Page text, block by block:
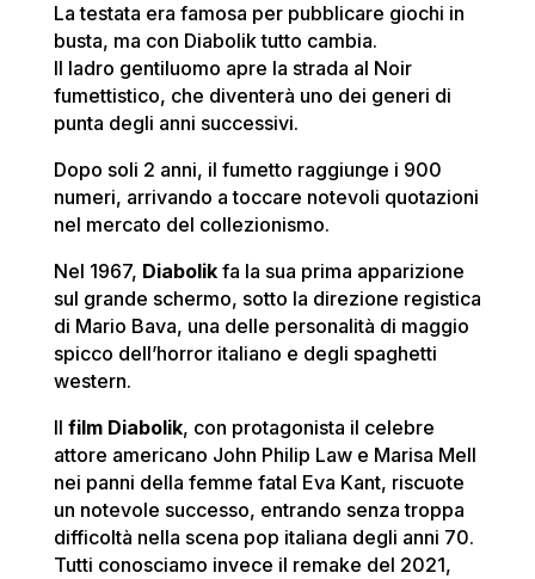
La testata era famosa per pubblicare giochi in
busta, ma con Diabolik tutto cambia.
Il ladro gentiluomo apre la strada al Noir
fumettistico, che diventerà uno dei generi di
punta degli anni successivi.
Dopo soli 2 anni, il fumetto raggiunge i 900
numeri, arrivando a toccare notevoli quotazioni
nel mercato del collezionismo.
Nel 1967, Diabolik fa la sua prima apparizione
sul grande schermo, sotto la direzione registica
di Mario Bava, una delle personalità di maggio
spicco dell’horror italiano e degli spaghetti
western.
Il film Diabolik, con protagonista il celebre
attore americano John Philip Law e Marisa Mell
nei panni della femme fatal Eva Kant, riscuote
un notevole successo, entrando senza troppa
difficoltà nella scena pop italiana degli anni 70.
Tutti conosciamo invece il remake del 2021,